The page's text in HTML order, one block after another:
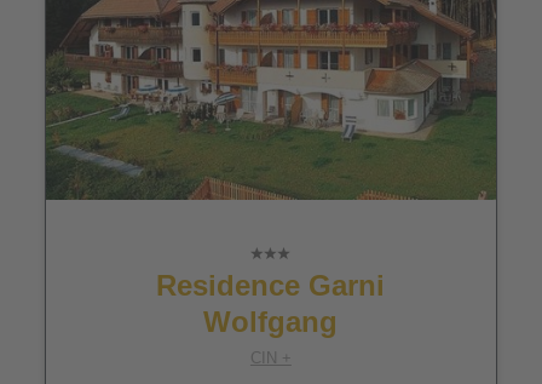
Residence Garni
Wolfgang
CIN +